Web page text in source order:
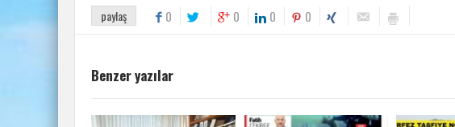
paylaş 0 0 0 0
Benzer yazılar